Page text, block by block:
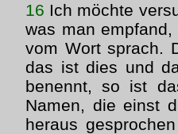
16 Ich möchte
was man
vom Wort sprach.
das ist dies und
benennt, so ist
Namen, die einst
heraus